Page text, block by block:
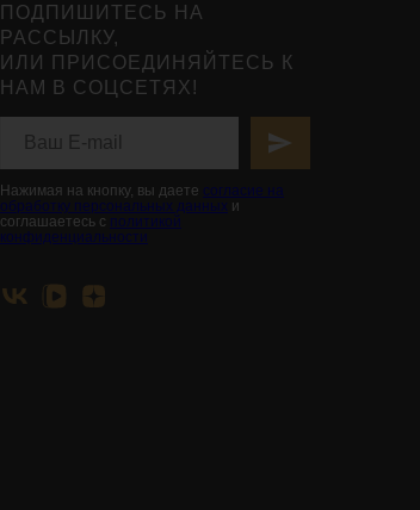
ПОДПИШИТЕСЬ НА
РАССЫЛКУ,
ИЛИ ПРИСОЕДИНЯЙТЕСЬ К
НАМ В СОЦСЕТЯХ!
Нажимая на кнопку, вы даете согласие на
обработку персональных данных и
соглашаетесь с политикой
конфиденциальности